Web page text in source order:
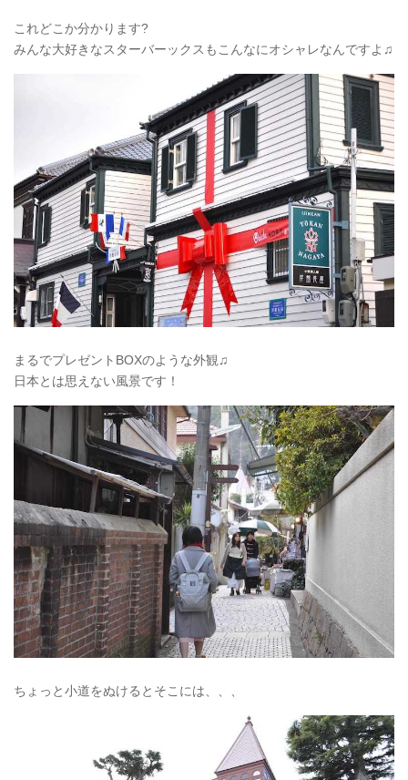
これどこか分かります?
みんな大好きなスターバーックスもこんなにオシャレなんですよ♫
まるでプレゼントBOXのような外観♫
日本とは思えない風景です！
ちょっと小道をぬけるとそこには、、、